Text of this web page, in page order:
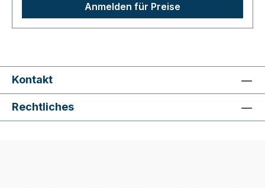
Anmelden für Preise
Kontakt
Rechtliches